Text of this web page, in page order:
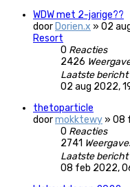
WDW met 2-jarige??
door Dorien.x » 02
Resort
0 Reacties
2426
Laatste bericht
02 aug 2022,
thetoparticle
doormokktewy » 08
0 Reacties
2741
Laatste bericht
08 feb 2022,